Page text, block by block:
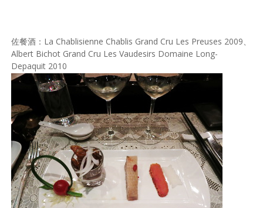
佐餐酒：La Chablisienne Chablis Grand Cru Les Preuses 2009、
Albert Bichot Grand Cru Les Vaudesirs Domaine Long-
Depaquit 2010